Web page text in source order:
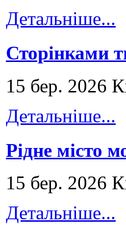
Детальніше...
Сторінками
15 бер. 2026
Детальніше...
Рідне місто
15 бер. 2026
Детальніше...